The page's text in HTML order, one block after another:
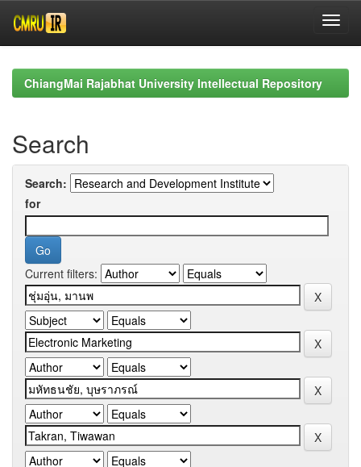
navigationChiangMai Rajabhat University Intellectual Repository
Search
Search:
for
Current filters: